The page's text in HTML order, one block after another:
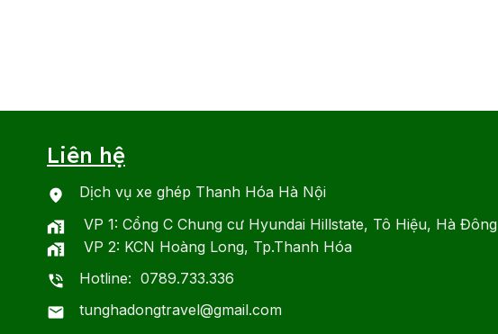
Liên hệ
Dịch vụ xe ghép Thanh Hóa Hà Nội
VP 1: Cổng C Chung cư Hyundai Hillstate, Tô Hiệu, Hà Đông
VP 2: KCN Hoàng Long, Tp.Thanh Hóa
Hotline: 0789.733.336
tunghadongtravel@gmail.com